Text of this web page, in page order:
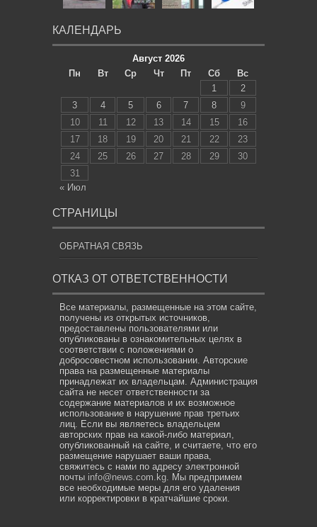
КАЛЕНДАРЬ
Август 2026
Пн
Вт Ср Чт Пт Сб
Вс
1
2
3
4 5 6 7 8
9
10
11 12 13 14 15
16
17
18 19 20 21 22
23
24
25 26 27 28 29
30
31
« Июл
СТРАНИЦЫ
ОБРАТНАЯ СВЯЗЬ
ОТКАЗ ОТ ОТВЕТСТВЕННОСТИ
Все материалы, размещенные на этом сайте,
получены из открытых источников,
предоставлены пользователями или
опубликованы в ознакомительных целях в
соответствии с положениями о
добросовестном использовании. Авторские
права на размещенные материалы
принадлежат их владельцам. Администрация
сайта не несет ответственности за
содержание материалов и их возможное
использование в нарушение прав третьих
лиц. Если вы являетесь владельцем
авторских прав на какой-либо материал,
опубликованный на сайте, и считаете, что его
размещение нарушает ваши права,
свяжитесь с нами по адресу электронной
почты info@news.com.kg. Мы предпримем
все необходимые меры для его удаления
или корректировки в кратчайшие сроки.